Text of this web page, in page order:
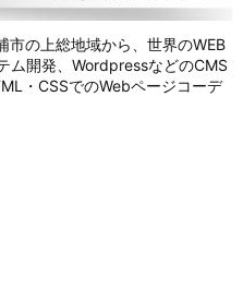
市の上総地域から、世界のWEB
ム開発、WordpressなどのCMS
・CSSでのWebページコーデ

前へ
